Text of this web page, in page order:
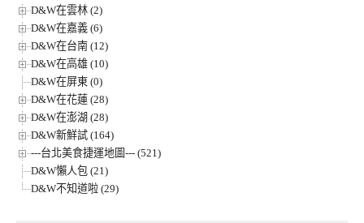
D&W在雲林 (2)
D&W在嘉義 (6)
D&W在台南 (12)
D&W在高雄 (10)
D&W在屏東 (0)
D&W在花蓮 (28)
D&W在澎湖 (28)
D&W新鮮試 (164)
---台北美食捷運地圖--- (521)
D&W懶人包 (21)
D&W不知道啦 (29)